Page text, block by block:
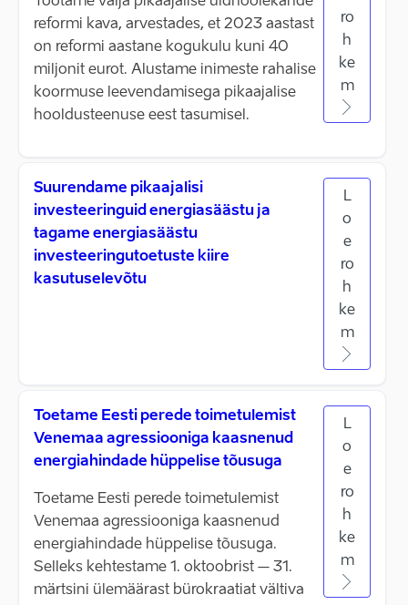
reformi kava, arvestades, et 2023 aastast
on reformi aastane kogukulu kuni 40
miljonit eurot. Alustame inimeste rahalise
koormuse leevendamisega pikaajalise
hooldusteenuse eest tasumisel.
ro
h
ke
m
Suurendame pikaajalisi
investeeringuid energiasäästu ja
tagame energiasäästu
investeeringutoetuste kiire
kasutuselevõtu
L
o
e
ro
h
ke
m
Toetame Eesti perede toimetulemist
Venemaa agressiooniga kaasnenud
energiahindade hüppelise tõusuga
Toetame Eesti perede toimetulemist
Venemaa agressiooniga kaasnenud
energiahindade hüppelise tõusuga.
Selleks kehtestame 1. oktoobrist – 31.
märtsini ülemäärast bürokraatiat vältiva
L
o
e
ro
h
ke
m